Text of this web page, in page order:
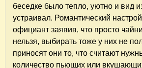
беседке было тепло, уютно и вид
устраивал. Романтический
официант заявив, что просто
нельзя, выбирать тоже у них не
приносят они то, что считают
количество пьющих или